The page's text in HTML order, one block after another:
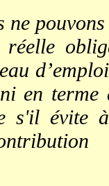
ne
réelle
en terme
s'il évite